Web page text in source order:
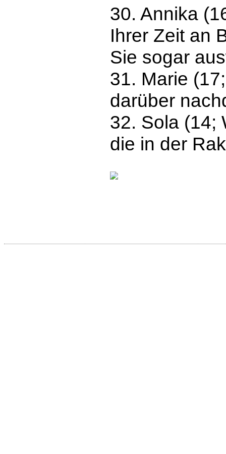
30. Annika
Ihrer Zeit an
Sie sogar
31. Marie
darüber
32. Sola (14;
die in der